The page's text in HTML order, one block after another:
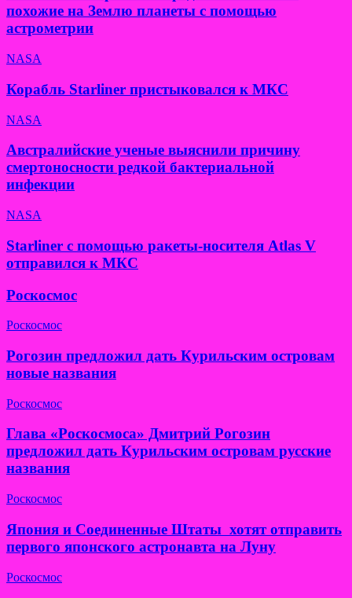
похожие на Землю планеты с помощью
астрометрии
NASA
Корабль Starliner пристыковался к МКС
NASA
Австралийские ученые выяснили причину
смертоносности редкой бактериальной
инфекции
NASA
Starliner с помощью ракеты-носителя Atlas V
отправился к МКС
Роскосмос
Роскосмос
Рогозин предложил дать Курильским островам
новые названия
Роскосмос
Глава «Роскосмоса» Дмитрий Рогозин
предложил дать Курильским островам русские
названия
Роскосмос
Япония и Соединенные Штаты хотят отправить
первого японского астронавта на Луну
Роскосмос